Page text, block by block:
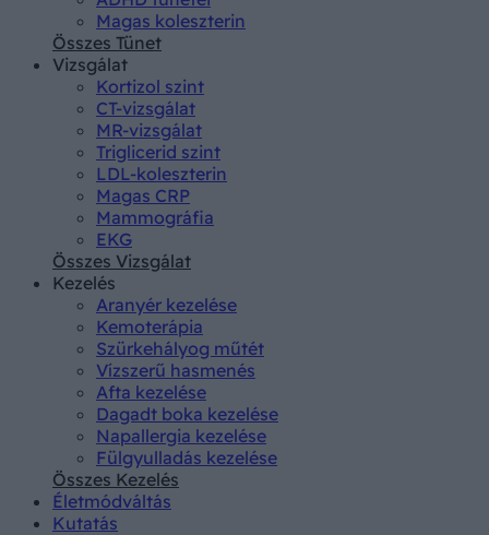
Magas koleszterin
Összes Tünet
Vizsgálat
Kortizol szint
CT-vizsgálat
MR-vizsgálat
Triglicerid szint
LDL-koleszterin
Magas CRP
Mammográfia
EKG
Összes Vizsgálat
Kezelés
Aranyér kezelése
Kemoterápia
Szürkehályog műtét
Vízszerű hasmenés
Afta kezelése
Dagadt boka kezelése
Napallergia kezelése
Fülgyulladás kezelése
Összes Kezelés
Életmódváltás
Kutatás